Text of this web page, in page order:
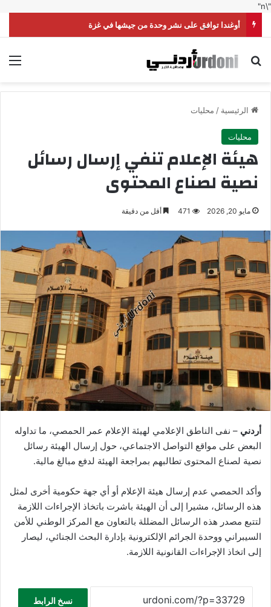
"\n"
أوغندا توافق على نشر وحدة من جيشها في غزة
بحث عن
الرئيسية / محليات
محليات
هيئة الإعلام تنفي إرسال رسائل
نصية لصناع المحتوى
مايو 20, 2026 471 أقل من دقيقة
أردني – نفى الناطق الإعلامي لهيئة الإعلام عمر الحمصي، ما تداوله
البعض على مواقع التواصل الاجتماعي، حول إرسال الهيئة رسائل
نصية لصناع المحتوى تطالبهم بمراجعة الهيئة لدفع مبالغ مالية.
وأكد الحمصي عدم إرسال هيئة الإعلام أو أي جهة حكومية أخرى لمثل
هذه الرسائل، مشيرا إلى أن الهيئة باشرت باتخاذ الإجراءات اللازمة
لتتبع مصدر هذه الرسائل المضللة بالتعاون مع المركز الوطني للأمن
السيبراني ووحدة الجرائم الإلكترونية بإدارة البحث الجنائي، ليصار
إلى اتخاذ الإجراءات القانونية اللازمة.
نسخ الرابط